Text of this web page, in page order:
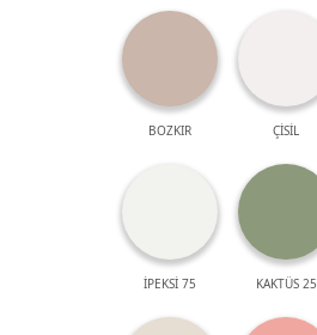
BOZKIR ÇİSİL
İPEKSİ 75 KAKTÜS 25